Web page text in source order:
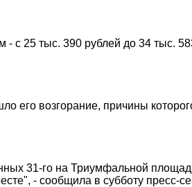
с 25 тыс. 390 рублей до 34 тыс.
его возгорание, причины
31-го на Триумфальной
- сообщила в субботу пресс-